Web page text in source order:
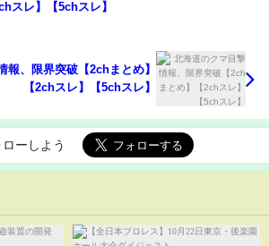
スレ】【5chスレ】
報、限界突破【2chまとめ】
【2chスレ】【5chスレ】
ーしよう